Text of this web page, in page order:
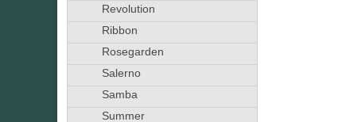
Revolution
Ribbon
Rosegarden
Salerno
Samba
Summer